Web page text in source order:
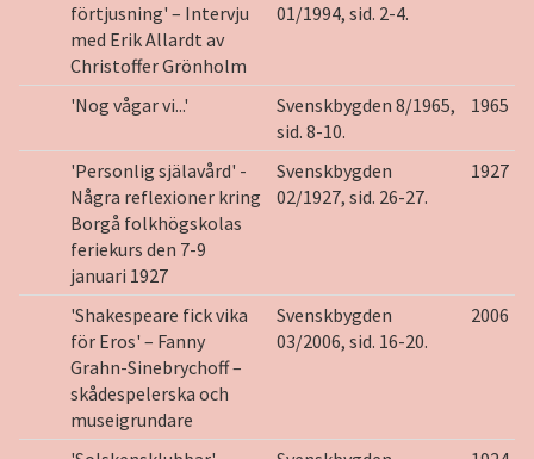
förtjusning' – Intervju
med Erik Allardt av
Christoffer Grönholm
01/1994, sid. 2-4.
'Nog vågar vi...'
Svenskbygden 8/1965,
sid. 8-10.
1965
'Personlig själavård' -
Några reflexioner kring
Borgå folkhögskolas
feriekurs den 7-9
januari 1927
Svenskbygden
02/1927, sid. 26-27.
1927
'Shakespeare fick vika
för Eros' – Fanny
Grahn-Sinebrychoff –
skådespelerska och
museigrundare
Svenskbygden
03/2006, sid. 16-20.
2006